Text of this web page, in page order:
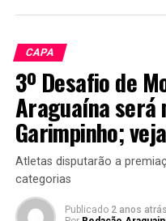
CAPA
3º Desafio de
Araguaína será
Garimpinho;
Atletas disputarão a
categorias
Publicado 2 anos atrás